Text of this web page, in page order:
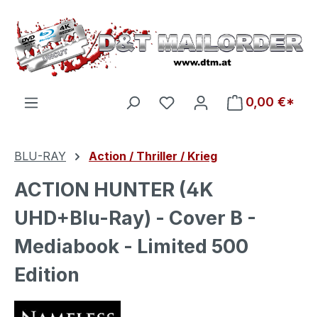
Zum Hauptinhalt springen
Du hast 0 Produkte auf
0,00 €*
BLU-RAY Action / Thriller / Krieg
ACTION HUNTER (4K
UHD+Blu-Ray) - Cover B -
Mediabook - Limited 500
Edition